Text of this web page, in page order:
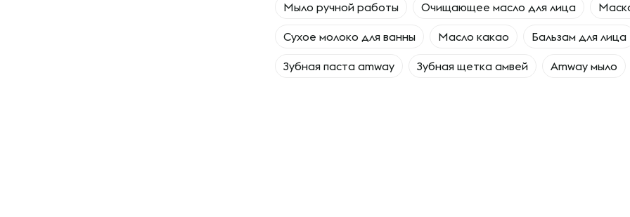
Мыло ручной работы Очищающее масло для лица
Сухое молоко для ванны Масло какао Бальзам для лица
Зубная паста amway Зубная щетка амвей Amway мыло